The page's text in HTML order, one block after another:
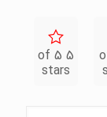
5 of 5
stars